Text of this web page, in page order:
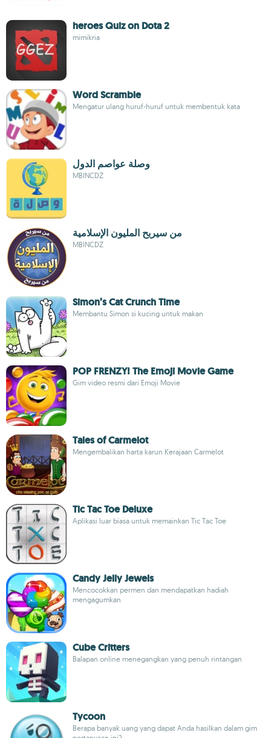
heroes Quiz on Dota 2
mimikria
Word Scramble
Mengatur ulang huruf-huruf untuk membentuk kata
وصلة عواصم الدول
MBINCDZ
من سيربح المليون الإسلامية
MBINCDZ
Simon’s Cat Crunch Time
Membantu Simon si kucing untuk makan
POP FRENZY! The Emoji Movie Game
Gim video resmi dari Emoji Movie
Tales of Carmelot
Mengembalikan harta karun Kerajaan Carmelot
Tic Tac Toe Deluxe
Aplikasi luar biasa untuk memainkan Tic Tac Toe
Candy Jelly Jewels
Mencocokkan permen dan mendapatkan hadiah
mengagumkan
Cube Critters
Balapan online menegangkan yang penuh rintangan
Tycoon
Berapa banyak uang yang dapat Anda hasilkan dalam gim